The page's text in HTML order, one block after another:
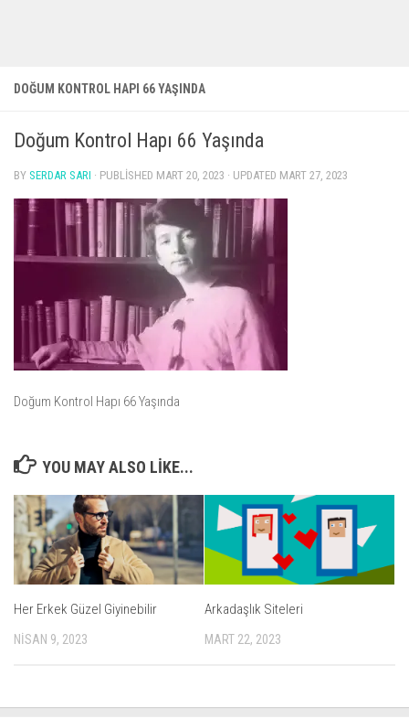
DOĞUM KONTROL HAPI 66 YAŞINDA
Doğum Kontrol Hapı 66 Yaşında
BY SERDAR SARI · PUBLISHED MART 20, 2023 · UPDATED MART 27, 2023
Doğum Kontrol Hapı 66 Yaşında
YOU MAY ALSO LIKE...
Her Erkek Güzel Giyinebilir
NISAN 9, 2023
Arkadaşlık Siteleri
MART 22, 2023